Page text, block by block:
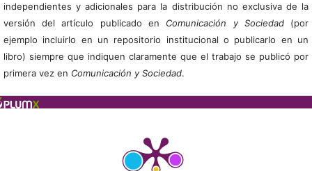
independientes y adicionales para la distribución no exclusiva de la
versión del artículo publicado en Comunicación y Sociedad(por
ejemplo incluirlo en un repositorio institucional o publicarlo en un
libro) siempre que indiquen claramente que el trabajo se publicó por
primera vez en Comunicación y Sociedad.